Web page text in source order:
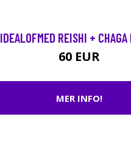
IDEALOFMED REISHI + CHAGA
60 EUR
MER INFO!